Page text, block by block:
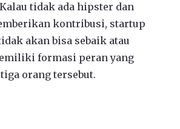
tidak ada hipster dan
kontribusi, startup
akan bisa sebaik atau
formasi peran yang
orang tersebut.